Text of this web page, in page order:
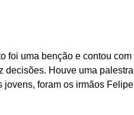
foi uma benção e contou
decisões. Houve uma
jovens, foram os irmãos